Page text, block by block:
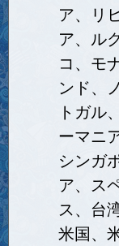
ア、リ
ア、ル
コ、モ
ンド、
トガル
ーマニ
シンガ
ア、ス
ス、台
米国、